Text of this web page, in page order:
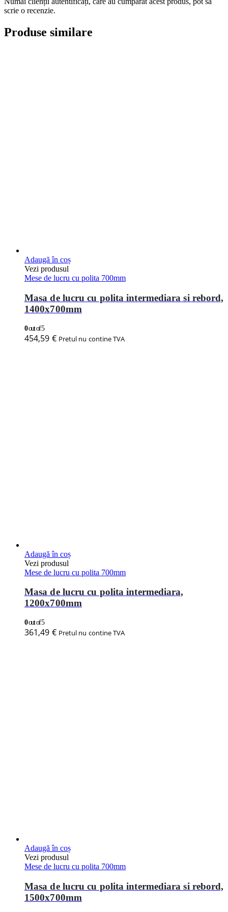
scrie o recenzie.
Produse similare
Adaugă în coș
Vezi produsul
Mese de lucru cu polita 700mm
Masa de lucru cu polita intermediara si rebord,
1400x700mm
0out of 5
454,59 € Pretul nu contine TVA
Adaugă în coș
Vezi produsul
Mese de lucru cu polita 700mm
Masa de lucru cu polita intermediara,
1200x700mm
0out of 5
361,49 € Pretul nu contine TVA
Adaugă în coș
Vezi produsul
Mese de lucru cu polita 700mm
Masa de lucru cu polita intermediara si rebord,
1500x700mm